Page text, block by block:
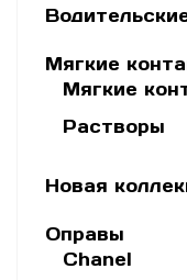
Мягкие
Мягкие
Растворы
Новая
Оправы
Chanel